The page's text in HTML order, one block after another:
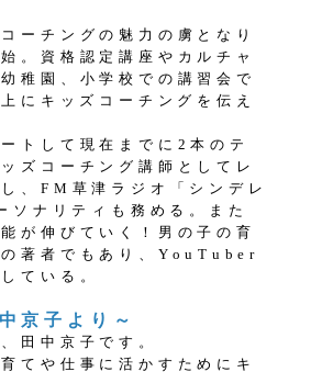
ーチングの魅力の虜となり
。資格認定講座やカルチャ
稚園、小学校での講習会で
にキッズコーチングを伝え
トして現在までに2本のテ
ズコーチング講師としてレ
、FM草津ラジオ「シンデレ
ソナリティも務める。また
能が伸びていく！男の子の育
の著者でもあり、YouTuber
ている。
京子より～
田中京子です。
てや仕事に活かすためにキ